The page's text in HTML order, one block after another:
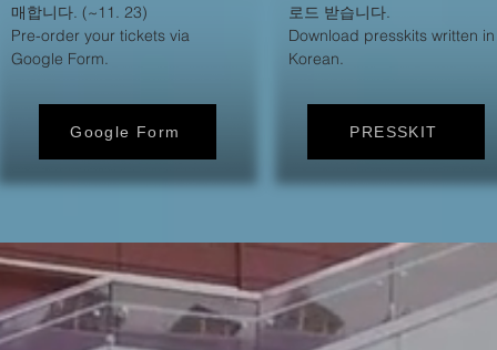
매합니다. (~11. 23)
Pre-order your tickets via
Google Form.
Google Form
로드 받습니다.
Download presskits written in
Korean.
PRESSKIT